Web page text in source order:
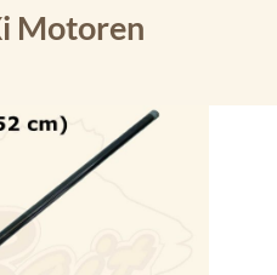
Motoren